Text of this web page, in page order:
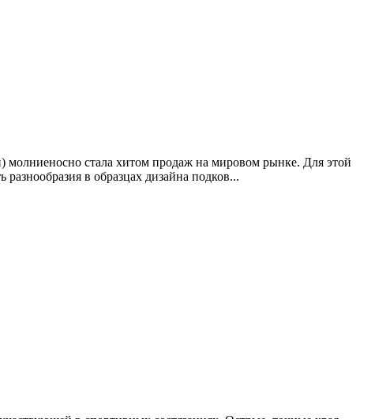
молниеносно стала хитом продаж на мировом рынке. Для этой
в образцах дизайна подков...